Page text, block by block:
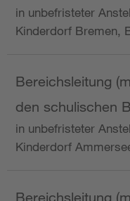
in unbefristeter
Kinderdorf Bremen,
Bereichsleitung
den schulischen
in unbefristeter
Kinderdorf
Bereichsleitung